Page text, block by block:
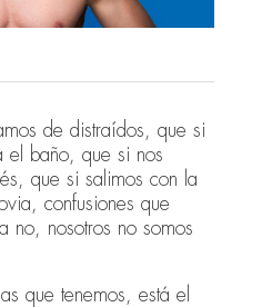
de distraídos, que si
el baño, que si nos
que si salimos con la
confusiones que
no, nosotros no somos
que tenemos, está el